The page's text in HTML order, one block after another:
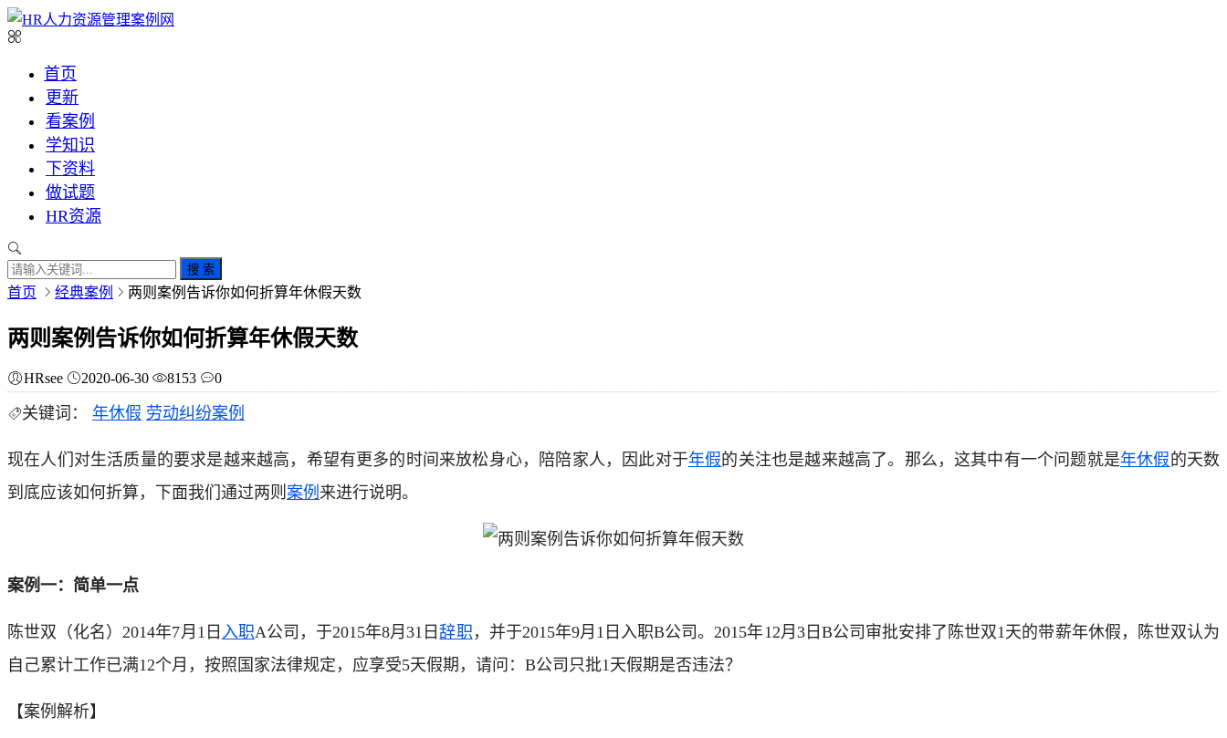
首页
更新
看案例
学知识
下资料
做试题
HR资源
搜 索
首页 经典案例 两则案例告诉你如何折算年休假天数
两则案例告诉你如何折算年休假天数
HRsee 2020-06-30 8153 0
关键词： 年休假 劳动纠纷案例
现在人们对生活质量的要求是越来越高，希望有更多的时间来放松身心，陪陪家人，因此对于年假的关注也是越来越高了。那么，这其中有一个问题就是年休假的天数
到底应该如何折算，下面我们通过两则 案例 来进行说明。
案例一：简单一点
陈世双（化名）2014年7月1日 入职A公司，于2015年8月31日辞职 ，并于2015年9月1日入职B公司。2015年12月3日B公司审批安排了陈世双1天的带薪年休假，陈世双认为
自己累计工作已满12个月，按照国家法律规定，应享受5天假期，请问：B公司只批1天假期是否违法？
【案例解析】